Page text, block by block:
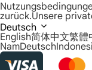
zurück.Unsere
Deutsch
English简体中文繁體
NamDeutsch